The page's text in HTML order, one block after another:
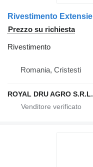
Prezzo su richiesta
Rivestimento
Romania, Cristesti
ROYAL DRU AGRO S.R.L.